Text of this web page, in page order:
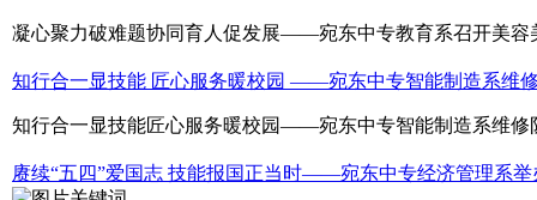
凝心聚力破难题协同育人促发展——宛东中专教育系召开美容
知行合一显技能 匠心服务暖校园 ——宛东中专智能制造系维
知行合一显技能匠心服务暖校园——宛东中专智能制造系维修
赓续“五四”爱国志 技能报国正当时——宛东中专经济管理系